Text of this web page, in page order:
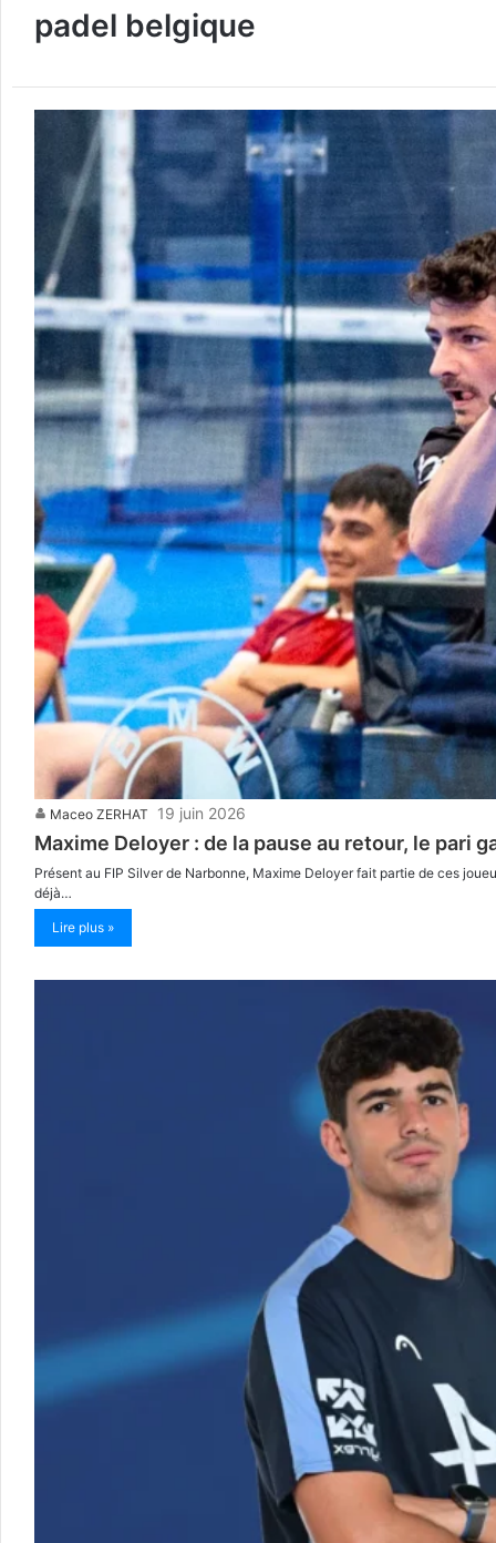
padel belgique
Maceo ZERHAT 19 juin 2026
Maxime Deloyer : de la pause au retour, le pari
Présent au FIP Silver de Narbonne, Maxime Deloyer fait partie de ces
déjà…
Lire plus »